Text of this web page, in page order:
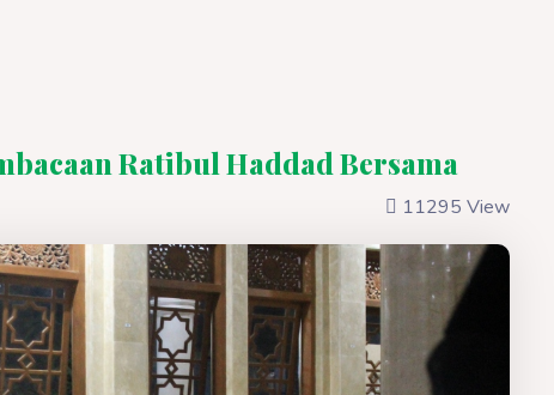
Ratibul Haddad Bersama
11295 View